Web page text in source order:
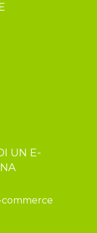
UN E-
commerce